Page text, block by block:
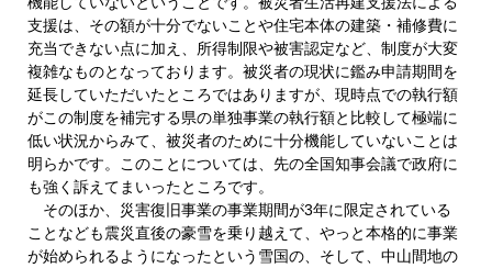
支援は、その額が十分でないことや住宅本体の建築・補修費に
充当できない点に加え、所得制限や被害認定など、制度が大変
複雑なものとなっております。被災者の現状に鑑み申請期間を
延長していただいたところではありますが、現時点での執行額
がこの制度を補完する県の単独事業の執行額と比較して極端に
低い状況からみて、被災者のために十分機能していないことは
明らかです。このことについては、先の全国知事会議で政府に
も強く訴えてまいったところです。
そのほか、災害復旧事業の事業期間が3年に限定されている
ことなども震災直後の豪雪を乗り越えて、やっと本格的に事業
が始められるようになったという雪国の、そして、中山間地の